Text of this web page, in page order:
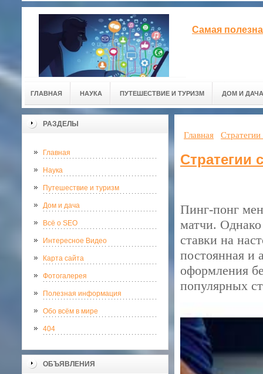
Самая
ГЛАВНАЯ НАУКА ПУТЕШЕСТВИЕ И ТУРИЗМ ДОМ И ДАЧА
РАЗДЕЛЫ
Главная
Наука
Путешествие и туризм
Дом и дача
Всё о SEO
Интересное Видео
Карта сайта
Фотогалерея
Полезная информация
Обо всём в мире
404
ОБЪЯВЛЕНИЯ
Главная Стратегии
Стратегии
Пинг-понг
матчи. Однако
ставки на
постоянная и
оформления
популярных